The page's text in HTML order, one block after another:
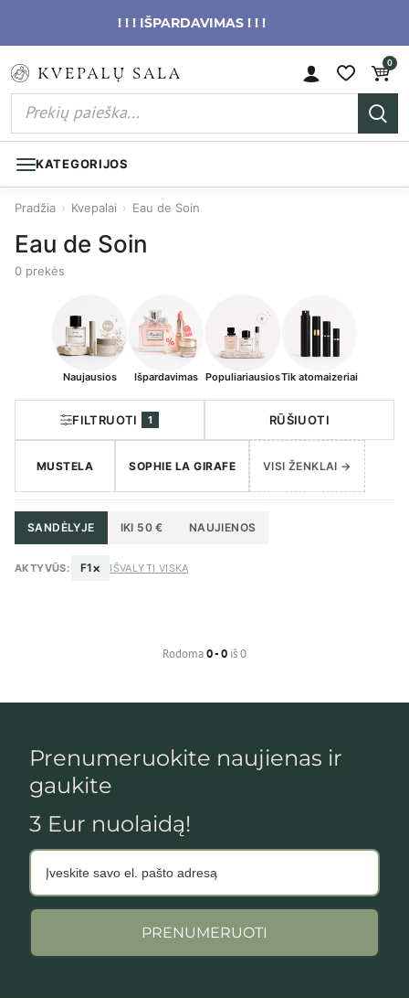
! ! ! IŠPARDAVIMAS ! ! !
0
KATEGORIJOS
Pradžia › Kvepalai › Eau de Soin
Eau de Soin
0 prekės
Naujausios Išpardavimas PopuliariausiosTik atomaizeriai
FILTRUOTI 1
MUSTELA SOPHIE LA GIRAFE VISI ŽENKLAI →
RŪŠIUOTI
SANDĖLYJE IKI 50 € NAUJIENOS
AKTYVŪS: F1× IŠVALYTI VISKĄ
Rodoma0 - 0 iš 0
Prenumeruokite naujienas ir
gaukite
3 Eur nuolaidą!
PRENUMERUOTI